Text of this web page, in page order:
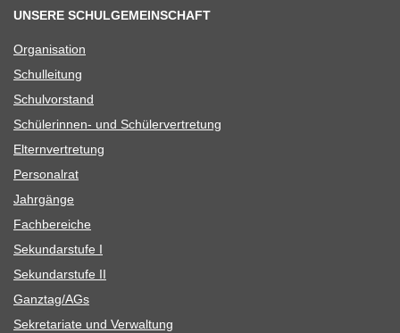
UNSERE SCHULGEMEINSCHAFT
Orga­ni­sa­tion
Schul­lei­tung
Schul­vor­stand
Schü­le­rin­nen- und Schülervertretung
Eltern­ver­tre­tung
Per­so­nal­rat
Jahr­gänge
Fach­be­rei­che
Sekun­dar­stufe I
Sekun­dar­stufe II
Ganztag/​​AGs
Sekre­ta­riate und Verwaltung